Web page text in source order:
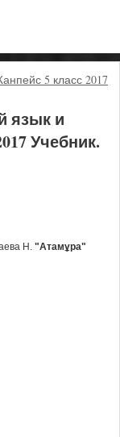
5 класс 2017
язык и
Учебник.
Н. "Атамұра"